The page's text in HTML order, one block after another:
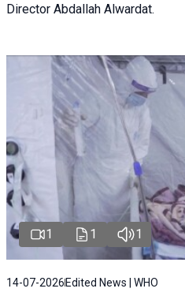
Director Abdallah Alwardat.
1 1 1
14-07-2026 Edited News | WHO